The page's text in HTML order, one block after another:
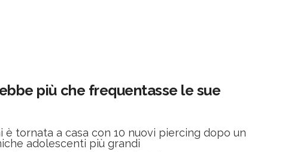
più che frequentasse le sue
è tornata a casa con 10 nuovi piercing dopo un
adolescenti più grandi